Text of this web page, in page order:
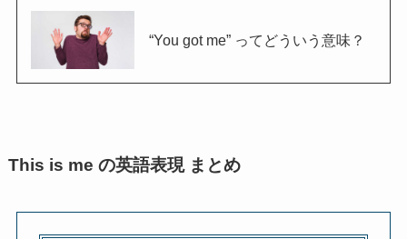
“You got me” ってどういう意味？
This is me の英語表現 まとめ